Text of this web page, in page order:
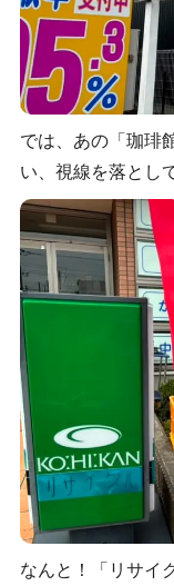
では、あの「珈琲
い、視線を落とし
なんと！「リサイ